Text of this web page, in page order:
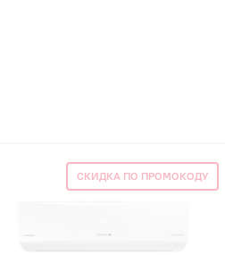
СКИДКА ПО ПРОМОКОДУ